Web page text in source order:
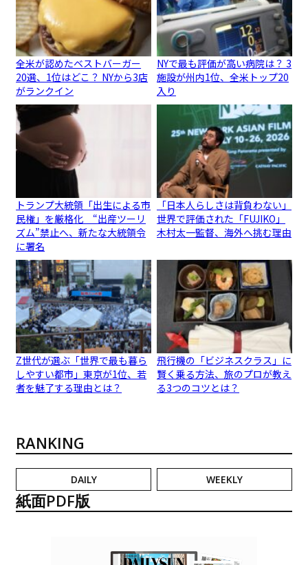
全米が認めたベストバーガー
20選、1位はどこ？ NYから3店
がランクイン
NYで最も評価が高い病院は？ 3
施設が州内1位、全米トップ20
入り
トランプ大統領「出生による市
民権」を厳格化 “出産ツーリ
ズム”禁止へ、新たな大統領令
に署名
「日本人らしさは背負わない」
世界で評価された「FUJIKO」
木村太一監督、海外へ挑む理由
Z世代が選ぶ「世界で最も暮ら
しやすい都市」東京が1位、若
者を魅了する理由とは？
飛行機の「ビジネスクラス」に
賢く乗る方法、旅のプロが教え
る3つのコツとは？
RANKING
DAILY WEEKLY
紙面PDF版